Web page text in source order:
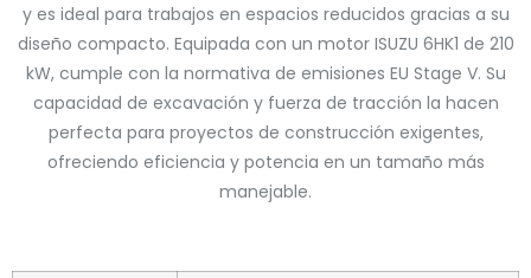
y es ideal para trabajos en espacios reducidos gracias a su
diseño compacto. Equipada con un motor ISUZU 6HK1 de 210
kW, cumple con la normativa de emisiones EU Stage V. Su
capacidad de excavación y fuerza de tracción la hacen
perfecta para proyectos de construcción exigentes,
ofreciendo eficiencia y potencia en un tamaño más
manejable.